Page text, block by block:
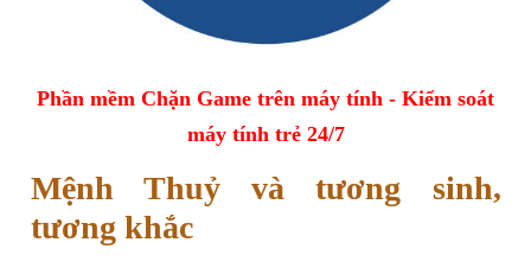
Phần mềm Chặn Game trên máy tính - Kiểm soát
máy tính trẻ 24/7
Mệnh Thuỷ và tương sinh,
tương khắc